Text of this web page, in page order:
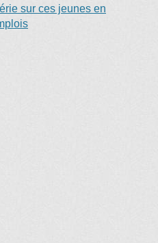
sur ces jeunes en